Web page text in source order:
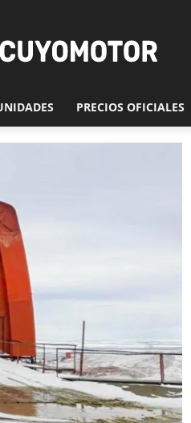
PRECIOS OFICIALES